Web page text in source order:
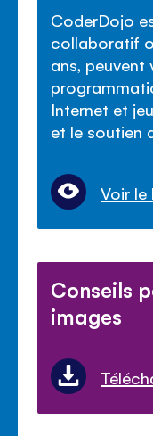
CoderDojo
collaboratif
ans, peuvent
Internet et
et le soutien
Voir le
Conseils
images